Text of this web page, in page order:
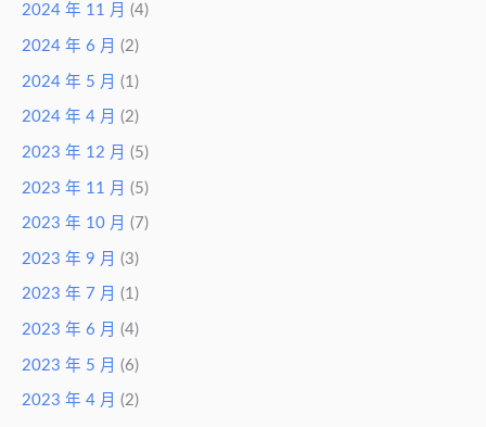
2024 年 11 月 (4)
2024 年 6 月 (2)
2024 年 5 月 (1)
2024 年 4 月 (2)
2023 年 12 月 (5)
2023 年 11 月 (5)
2023 年 10 月 (7)
2023 年 9 月 (3)
2023 年 7 月 (1)
2023 年 6 月 (4)
2023 年 5 月 (6)
2023 年 4 月 (2)